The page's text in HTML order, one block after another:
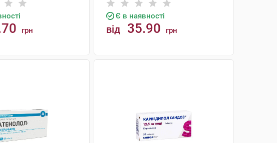
грн
Є в наявності
від 35.90 грн